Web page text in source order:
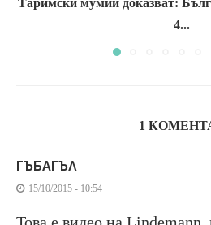
Таримски мумии доказват:
4...
1
ГЪБАГЪЛ
15/10/2015 - 10:54